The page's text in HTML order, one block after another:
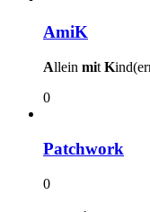
AmiK
Allein mit K
0
Patchwork
0